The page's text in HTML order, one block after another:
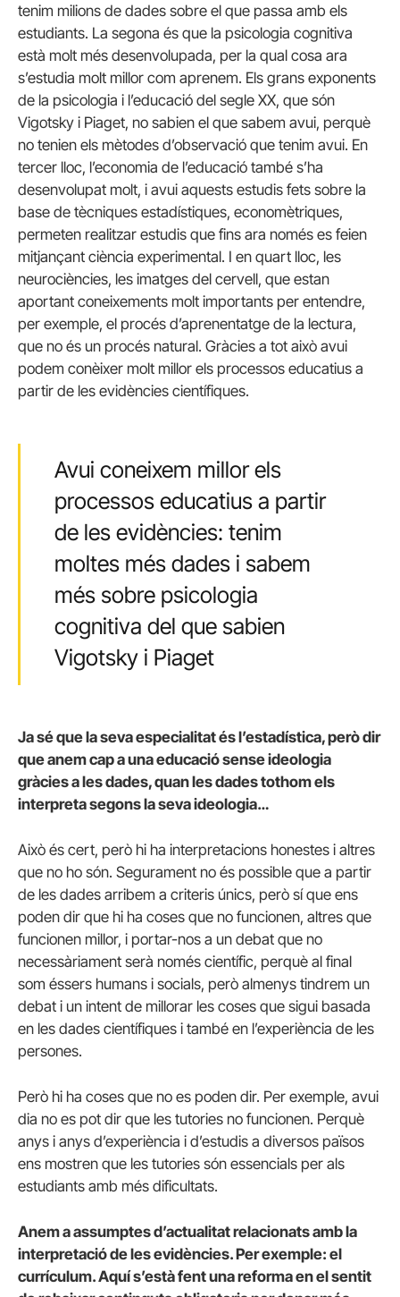
tenim milions de dades sobre el que passa amb els
estudiants. La segona és que la psicologia cognitiva
està molt més desenvolupada, per la qual cosa ara
s’estudia molt millor com aprenem. Els grans exponents
de la psicologia i l’educació del segle XX, que són
Vigotsky i Piaget, no sabien el que sabem avui, perquè
no tenien els mètodes d’observació que tenim avui. En
tercer lloc, l’economia de l’educació també s’ha
desenvolupat molt, i avui aquests estudis fets sobre la
base de tècniques estadístiques, economètriques,
permeten realitzar estudis que fins ara només es feien
mitjançant ciència experimental. I en quart lloc, les
neurociències, les imatges del cervell, que estan
aportant coneixements molt importants per entendre,
per exemple, el procés d’aprenentatge de la lectura,
que no és un procés natural. Gràcies a tot això avui
podem conèixer molt millor els processos educatius a
partir de les evidències científiques.
Avui coneixem millor els
processos educatius a partir
de les evidències: tenim
moltes més dades i sabem
més sobre psicologia
cognitiva del que sabien
Vigotsky i Piaget
Ja sé que la seva especialitat és l’estadística, però dir
que anem cap a una educació sense ideologia
gràcies a les dades, quan les dades tothom els
interpreta segons la seva ideologia…
Això és cert, però hi ha interpretacions honestes i altres
que no ho són. Segurament no és possible que a partir
de les dades arribem a criteris únics, però sí que ens
poden dir que hi ha coses que no funcionen, altres que
funcionen millor, i portar-nos a un debat que no
necessàriament serà només científic, perquè al final
som éssers humans i socials, però almenys tindrem un
debat i un intent de millorar les coses que sigui basada
en les dades científiques i també en l’experiència de les
persones.
Però hi ha coses que no es poden dir. Per exemple, avui
dia no es pot dir que les tutories no funcionen. Perquè
anys i anys d’experiència i d’estudis a diversos països
ens mostren que les tutories són essencials per als
estudiants amb més dificultats.
Anem a assumptes d’actualitat relacionats amb la
interpretació de les evidències. Per exemple: el
currículum. Aquí s’està fent una reforma en el sentit